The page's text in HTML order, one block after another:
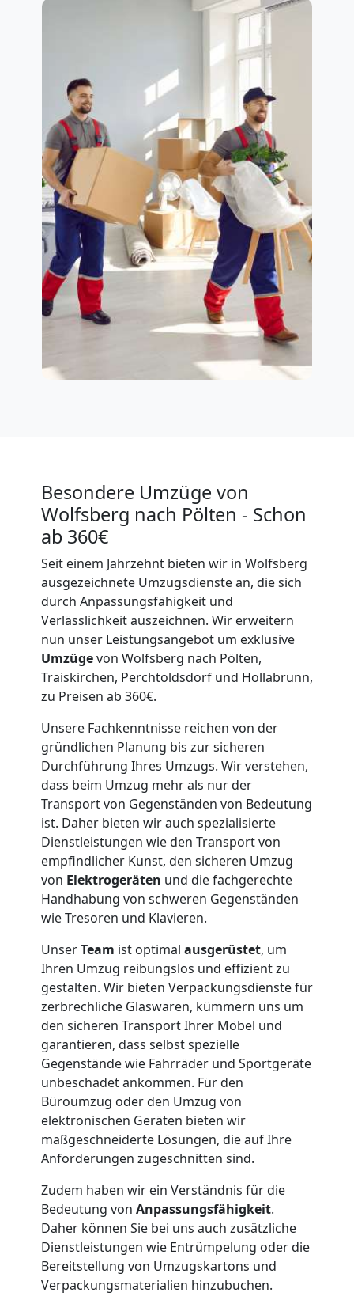
Besondere Umzüge von
Wolfsberg nach Pölten - Schon
ab 360€
Seit einem Jahrzehnt bieten wir in Wolfsberg
ausgezeichnete Umzugsdienste an, die sich
durch Anpassungsfähigkeit und
Verlässlichkeit auszeichnen. Wir erweitern
nun unser Leistungsangebot um exklusive
Umzügevon Wolfsberg nach Pölten,
Traiskirchen, Perchtoldsdorf und Hollabrunn,
zu Preisen ab 360€.
Unsere Fachkenntnisse reichen von der
gründlichen Planung bis zur sicheren
Durchführung Ihres Umzugs. Wir verstehen,
dass beim Umzug mehr als nur der
Transport von Gegenständen von Bedeutung
ist. Daher bieten wir auch spezialisierte
Dienstleistungen wie den Transport von
empfindlicher Kunst, den sicheren Umzug
von Elektrogeräten und die fachgerechte
Handhabung von schweren Gegenständen
wie Tresoren und Klavieren.
UnserTeam ist optimal ausgerüstet, um
Ihren Umzug reibungslos und effizient zu
gestalten. Wir bieten Verpackungsdienste für
zerbrechliche Glaswaren, kümmern uns um
den sicheren Transport Ihrer Möbel und
garantieren, dass selbst spezielle
Gegenstände wie Fahrräder und Sportgeräte
unbeschadet ankommen. Für den
Büroumzug oder den Umzug von
elektronischen Geräten bieten wir
maßgeschneiderte Lösungen, die auf Ihre
Anforderungen zugeschnitten sind.
Zudem haben wir ein Verständnis für die
Bedeutung von Anpassungsfähigkeit.
Daher können Sie bei uns auch zusätzliche
Dienstleistungen wie Entrümpelung oder die
Bereitstellung von Umzugskartons und
Verpackungsmaterialien hinzubuchen.